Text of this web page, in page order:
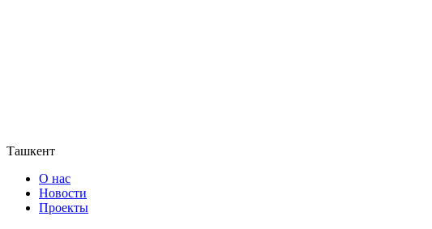
Ташкент
О нас
Новости
Проекты